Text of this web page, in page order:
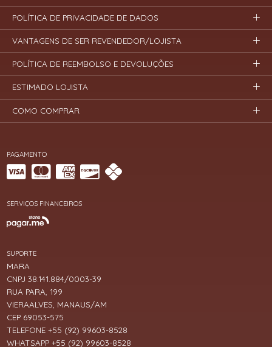
PAGAMENTO
SERVIÇOS FINANCEIROS
SUPORTE
MARA
CNPJ 38.141.884/0003-39
RUA PARA, 199
VIERAALVES, MANAUS/AM
CEP 69053-575
TELEFONE +55 (92) 99603-8528
WHATSAPP +55 (92) 99603-8528
POLÍTICA DE PRIVACIDADE DE DADOS
VANTAGENS DE SER REVENDEDOR/LOJISTA
POLÍTICA DE REEMBOLSO E DEVOLUÇÕES
ESTIMADO LOJISTA
COMO COMPRAR